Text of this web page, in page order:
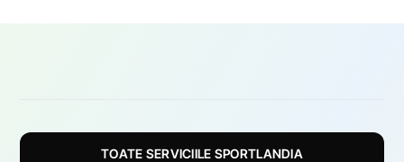
TOATE SERVICIILE SPORTLANDIA